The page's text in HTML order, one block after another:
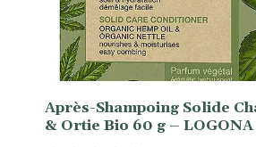
Après-Shampoing Solide
& Ortie Bio 60 g – LOGONA